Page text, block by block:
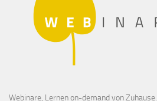
Webinare, Lernen on-demand von Zuhause.